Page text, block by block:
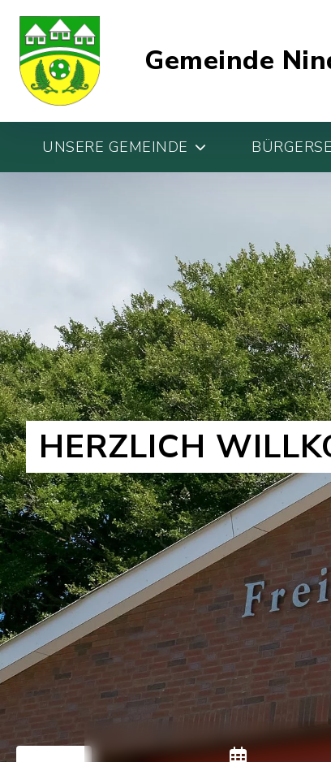
Gemeinde
UNSERE GEMEINDE
HERZLICH